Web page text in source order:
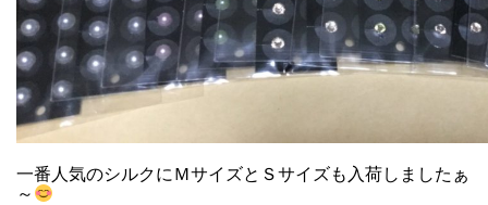
一番人気のシルクにＭサイズとＳサイズも入荷しましたぁ
～